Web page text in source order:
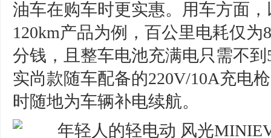
油车在购车时更实惠。用车方面
120km产品为例，百公里电耗仅
分钱，且整车电池充满电只需不
实尚款随车配备的220V/10A充电
时随地为车辆补电续航。